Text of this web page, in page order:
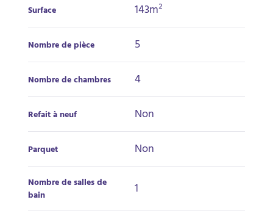
Surface 143m²
Nombre de pièce 5
Nombre de chambres 4
Refait à neuf Non
Parquet Non
Nombre de salles de
bain 1